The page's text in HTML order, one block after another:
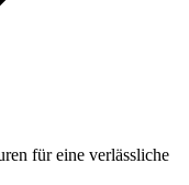
für eine verlässliche